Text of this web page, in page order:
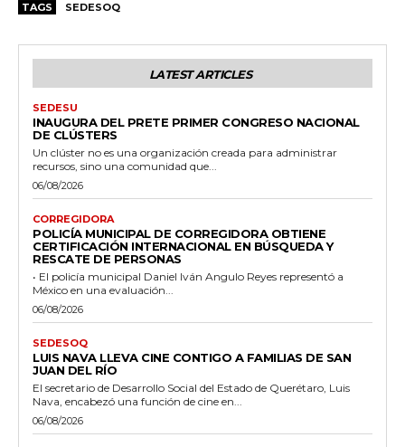
TAGS SEDESOQ
LATEST ARTICLES
SEDESU
INAUGURA DEL PRETE PRIMER CONGRESO NACIONAL
DE CLÚSTERS
Un clúster no es una organización creada para administrar
recursos, sino una comunidad que...
06/08/2026
CORREGIDORA
POLICÍA MUNICIPAL DE CORREGIDORA OBTIENE
CERTIFICACIÓN INTERNACIONAL EN BÚSQUEDA Y
RESCATE DE PERSONAS
• El policía municipal Daniel Iván Angulo Reyes representó a
México en una evaluación...
06/08/2026
SEDESOQ
LUIS NAVA LLEVA CINE CONTIGO A FAMILIAS DE SAN
JUAN DEL RÍO
El secretario de Desarrollo Social del Estado de Querétaro, Luis
Nava, encabezó una función de cine en...
06/08/2026